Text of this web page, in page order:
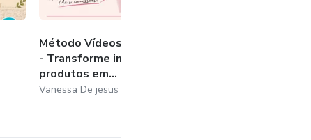
Método Vídeos que Vendem
- Transforme imagens de
produtos em...
Vanessa De jesus de souza